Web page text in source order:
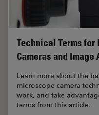
Technical Terms
Cameras and Image
Learn more about the
microscope camera
work, and take
terms from this article.